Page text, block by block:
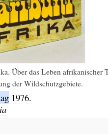
Über das Leben afrikanischer
der Wildschutzgebiete.
1976.